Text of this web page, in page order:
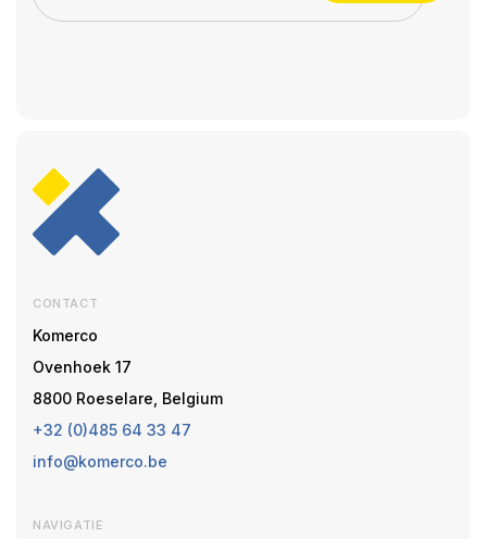
CONTACT
Komerco
Ovenhoek 17
8800 Roeselare, Belgium
+32 (0)485 64 33 47
info@komerco.be
NAVIGATIE